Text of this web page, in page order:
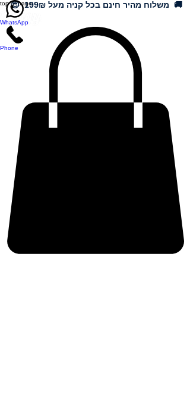
top of page 🚚 משלוח מהיר חינם בכל קניה מעל 199₪ 😍
WhatsApp
Phone